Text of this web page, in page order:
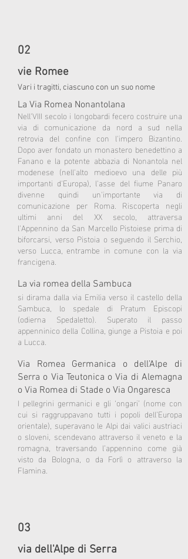
02
vie Romee
Vari i tragitti, ciascuno con un suo nome
La Via Romea Nonantolana
Nell'VIII secolo i longobardi fecero costruire una
via di comunicazione da nord a sud nella
retrovia del confine con l'impero Bizantino.
Dopo aver fondato un monastero benedettino a
Fanano e la potente abbazia di Nonantola nel
modenese (nell'alto medioevo una delle più
importanti d'Europa), l'asse del fiume Panaro
divenne quindi un'importante via di
comunicazione per Roma. Riscoperta negli
ultimi anni del XX secolo, attraversa
l'Appennino da San Marcello Pistoiese prima di
biforcarsi, verso Pistoia o seguendo il Serchio,
verso Lucca, entrambe in comune con la via
francigena.
La via romea della Sambuca
si dirama dalla via Emilia verso il castello della
Sambuca, lo spedale di Pratum Episcopi
(odierna Spedaletto). Superato il passo
appenninico della Collina, giunge a Pistoia e poi
a Lucca.
Via Romea Germanica o dell’Alpe di
Serra o Via Teutonica o Via di Alemagna
o Via Romea di Stade o Via Ongaresca
I pellegrini germanici e gli ‘ongari’ (nome con
cui si raggruppavano tutti i popoli dell’Europa
orientale), superavano le Alpi dai valici austriaci
o sloveni, scendevano attraverso il veneto e la
romagna, traversando l’appennino come già
visto da Bologna, o da Forlì o attraverso la
Flamina.
03
via dell'Alpe di Serra